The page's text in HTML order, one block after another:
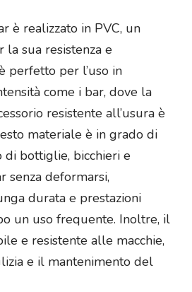
è realizzato in PVC, un
sua resistenza e
perfetto per l’uso in
come i bar, dove la
resistente all’usura è
materiale è in grado di
bottiglie, bicchieri e
senza deformarsi,
durata e prestazioni
un uso frequente. Inoltre, il
e resistente alle macchie,
e il mantenimento del